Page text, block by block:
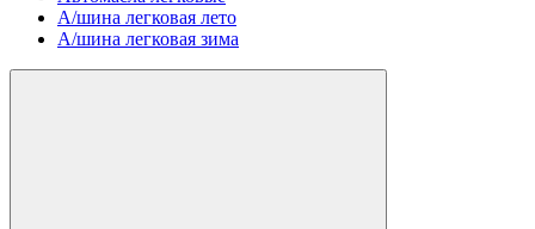
А/шина легковая лето
А/шина легковая зима